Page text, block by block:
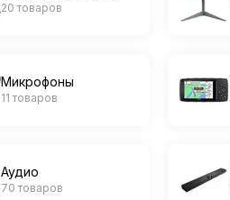
20 товаров
Микрофоны
11 товаров
Аудио
70 товаров